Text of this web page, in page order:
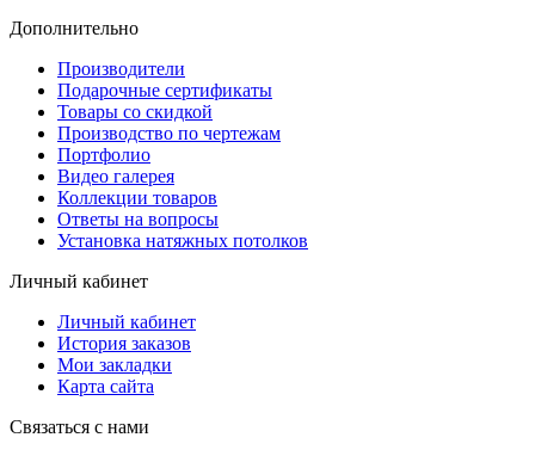
Дополнительно
Производители
Подарочные сертификаты
Товары со скидкой
Производство по чертежам
Портфолио
Видео галерея
Коллекции товаров
Ответы на вопросы
Установка натяжных потолков
Личный кабинет
Личный кабинет
История заказов
Мои закладки
Карта сайта
Связаться с нами